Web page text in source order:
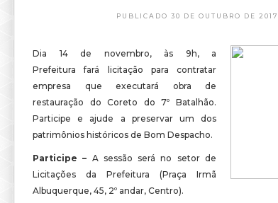
PUBLICADO 30 DE OUTUBRO DE 2017.
Dia 14 de novembro, às 9h, a
Prefeitura fará licitação para contratar
empresa que executará obra de
restauração do Coreto do 7º Batalhão.
Participe e ajude a preservar um dos
patrimônios históricos de Bom Despacho.
Participe – A sessão será no setor de
Licitações da Prefeitura (Praça Irmã
Albuquerque, 45, 2º andar, Centro).